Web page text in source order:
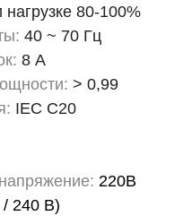
80-100%
40 ~ 70 Гц
8 А
> 0,99
IEC C20
220В
/ 240 В)